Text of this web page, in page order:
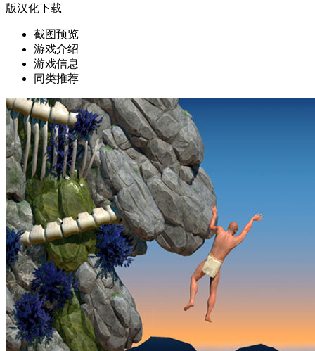
版汉化下载
截图预览
游戏介绍
游戏信息
同类推荐